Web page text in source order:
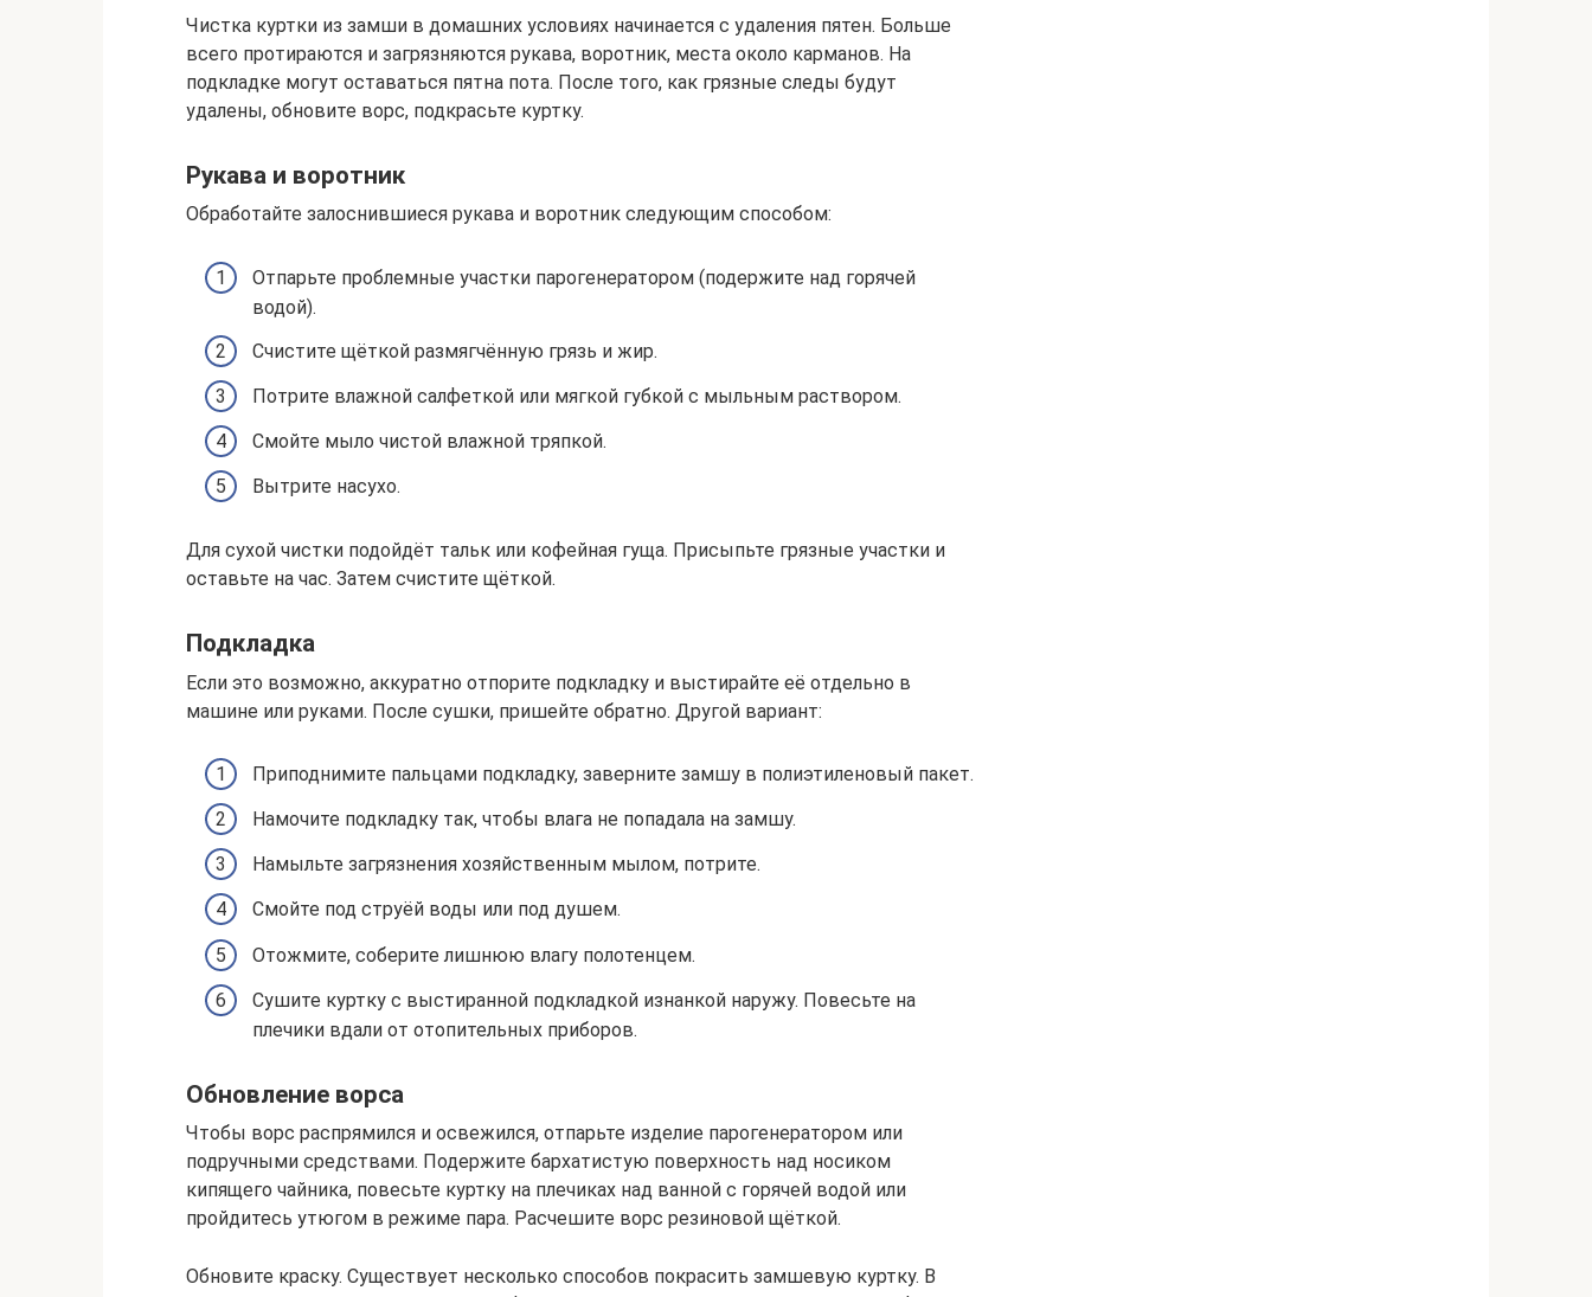
Чистка куртки из замши в домашних условиях начинается с удаления пятен. Больше
всего протираются и загрязняются рукава, воротник, места около карманов. На
подкладке могут оставаться пятна пота. После того, как грязные следы будут
удалены, обновите ворс, подкрасьте куртку.
Рукава и воротник
Обработайте залоснившиеся рукава и воротник следующим способом:
Отпарьте проблемные участки парогенератором (подержите над горячей
водой).
Счистите щёткой размягчённую грязь и жир.
Потрите влажной салфеткой или мягкой губкой с мыльным раствором.
Смойте мыло чистой влажной тряпкой.
Вытрите насухо.
Для сухой чистки подойдёт тальк или кофейная гуща. Присыпьте грязные участки и
оставьте на час. Затем счистите щёткой.
Подкладка
Если это возможно, аккуратно отпорите подкладку и выстирайте её отдельно в
машине или руками. После сушки, пришейте обратно. Другой вариант:
Приподнимите пальцами подкладку, заверните замшу в полиэтиленовый пакет.
Намочите подкладку так, чтобы влага не попадала на замшу.
Намыльте загрязнения хозяйственным мылом, потрите.
Смойте под струёй воды или под душем.
Отожмите, соберите лишнюю влагу полотенцем.
Сушите куртку с выстиранной подкладкой изнанкой наружу. Повесьте на
плечики вдали от отопительных приборов.
Обновление ворса
Чтобы ворс распрямился и освежился, отпарьте изделие парогенератором или
подручными средствами. Подержите бархатистую поверхность над носиком
кипящего чайника, повесьте куртку на плечиках над ванной с горячей водой или
пройдитесь утюгом в режиме пара. Расчешите ворс резиновой щёткой.
Обновите краску. Существует несколько способов покрасить замшевую куртку. В